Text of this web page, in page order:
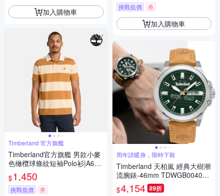
加入購物車
Timberland 官方旗艦
Timberland官方旗艦 男款小麥
色橄欖球條紋短袖Polo衫|A6BS
RACO
$1,450
挑戰低價 券
挑戰低價 券
加入購物車
周年請暖身，限時下殺
Timberland 天柏嵐 經典大樹潮
流腕錶-46mm TDWGB004080
$4,154 89折